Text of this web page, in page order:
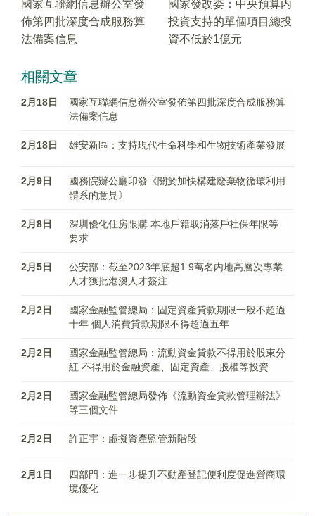
國家互聯網信息辦公室發
佈第四批深度合成服務算
法備案信息
國家發改委：中央預算内
投資支持的單個項目總投
資不低於1億元
相關文章
2月18日
國家互聯網信息辦公室發佈第四批深度合成服務算
法備案信息
2月18日 雄安新區：支持現代生命科學和生物技術產業發展
2月9日
國務院辦公廳印發《關於加快構建廢棄物循環利用
體系的意見》
2月8日
深圳優化住房限購 本地戶籍取消落戶社保年限等
要求
2月5日
公安部：截至2023年底超1.9萬名内地高層次專業
人才獲批港澳人才簽注
2月2日
國家金融監管總局：固定資產貸款期限一般不超過
十年 個人消費貸款期限不得超過五年
2月2日
國家金融監管總局：流動資金貸款不得用於股東分
紅 不得用於金融資產、固定資產、股權等投資
2月2日
國家金融監管總局發佈《流動資金貸款管理辦法》
等三個文件
2月2日 許正宇：虛擬資產監管新階段
2月1日
四部門：進一步提升不動產登記便利度促進營商環
境優化